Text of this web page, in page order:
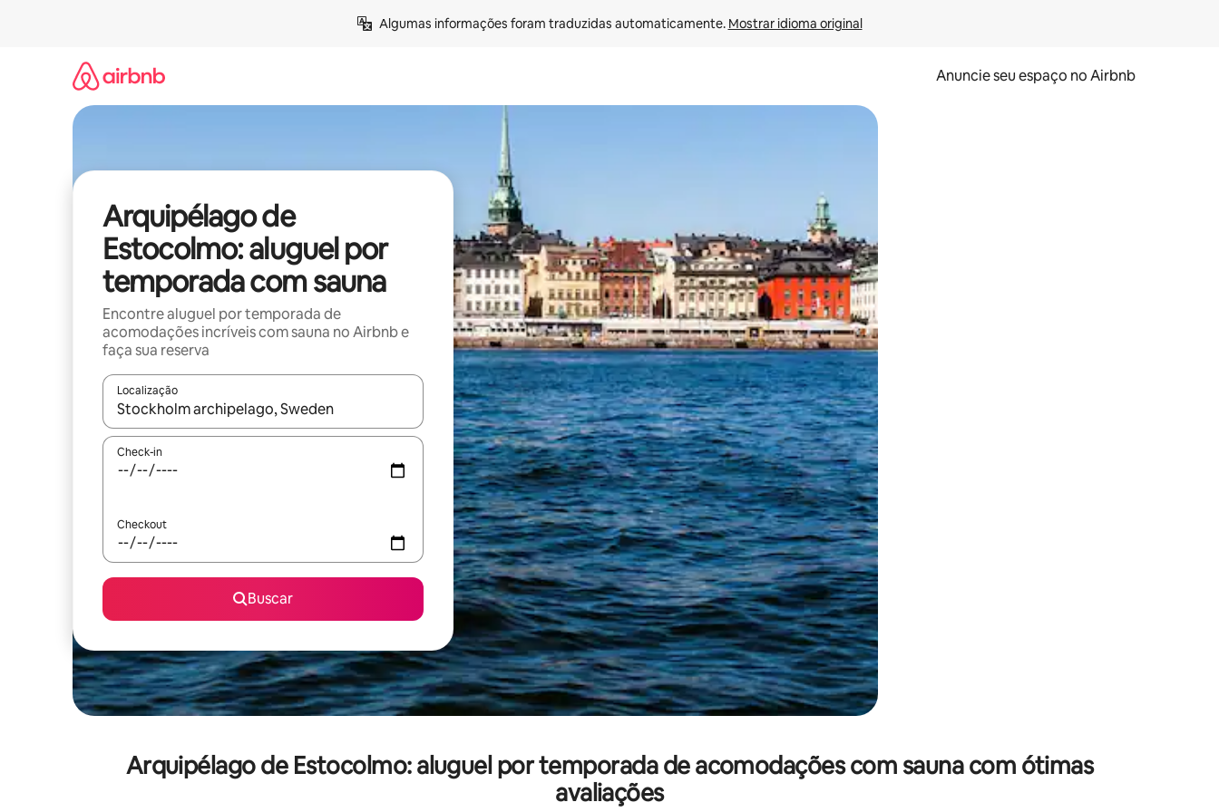
Algumas informações foram traduzidas automaticamente. Mostrar idioma original
Anuncie seu espaço no Airbnb
Arquipélago de
Estocolmo: aluguel por
temporada com sauna
Encontre aluguel por temporada de
acomodações incríveis com sauna no Airbnb e
faça sua reserva
Localização
Quando os resultados estiverem disponíveis, explore-os usando as seta para cima e para baixo do teclado ou tocando e deslizando o dedo na tela.
Check-in
Checkout
Buscar
Arquipélago de Estocolmo: aluguel por temporada de acomodações com sauna com ótimas
avaliações